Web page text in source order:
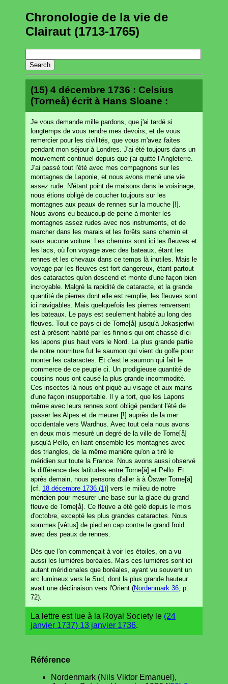
Chronologie de la vie de
Clairaut (1713-1765)
(15) 4 décembre 1736 : Celsius
(Torneå) écrit à Hans Sloane :
Je vous demande mille pardons, que j'ai tardé si
longtemps de vous rendre mes devoirs, et de vous
remercier pour les civilités, que vous m'avez faites
pendant mon séjour à Londres. J'ai été toujours dans un
mouvement continuel depuis que j'ai quitté l‘Angleterre.
J'ai passé tout l'été avec mes compagnons sur les
montagnes de Laponie, et nous avons mené une vie
assez rude. N'étant point de maisons dans le voisinage,
nous étions obligé de coucher toujours sur les
montagnes aux peaux de rennes sur la mouche [!].
Nous avons eu beaucoup de peine à monter les
montagnes assez rudes avec nos instruments, et de
marcher dans les marais et les forêts sans chemin et
sans aucune voiture. Les chemins sont ici les fleuves et
les lacs, où l'on voyage avec des bateaux, étant les
rennes et les chevaux dans ce temps là inutiles. Mais le
voyage par les fleuves est fort dangereux, étant partout
des cataractes qu'on descend et monte d'une façon bien
incroyable. Malgré la rapidité de cataracte, et la grande
quantité de pierres dont elle est remplie, les fleuves sont
ici navigables. Mais quelquefois les pierres renversent
les bateaux. Le pays est seulement habité au long des
fleuves. Tout ce pays-ci de Torne[å] jusqu'à Jokasjerfwi
est à présent habité par les finnois qui ont chassé d'ici
les lapons plus haut vers le Nord. La plus grande partie
de notre nourriture fut le saumon qui vient du golfe pour
monter les cataractes. Et c'est le saumon qui fait le
commerce de ce peuple ci. Un prodigieuse quantité de
cousins nous ont causé la plus grande incommodité.
Ces insectes là nous ont piqué au visage et aux mains
d'une façon insupportable. Il y a tort, que les Lapons
même avec leurs rennes sont obligé pendant l'été de
passer les Alpes et de meurer [!] auprès de la mer
occidentale vers Wardhus. Avec tout cela nous avons
en deux mois mesuré un degré de la ville de Torne[å]
jusqu'à Pello, en liant ensemble les montagnes avec
des triangles, de la même manière qu'on a tiré le
méridien sur toute la France. Nous avons aussi observé
la différence des latitudes entre Torne[å] et Pello. Et
après demain, nous pensons d'aller à à Öswer Torne[å]
[cf. 18 décembre 1736 (1)] vers le milieu de notre
méridien pour mesurer une base sur la glace du grand
fleuve de Torne[å]. Ce fleuve a été gelé depuis le mois
d'octobre, excepté les plus grandes cataractes. Nous
sommes [vêtus] de pied en cap contre le grand froid
avec des peaux de rennes.
Dès que l'on commençait à voir les étoiles, on a vu
aussi les lumières boréales. Mais ces lumières sont ici
autant méridionales que boréales, ayant vu souvent un
arc lumineux vers le Sud, dont la plus grande hauteur
avait une déclinaison vers l'Orient (Nordenmark 36 , p.
72).
La lettre est lue à la Royal Society le (24
janvier 1737) 13 janvier 1736.
Référence
Nordenmark (Nils Viktor Emanuel),